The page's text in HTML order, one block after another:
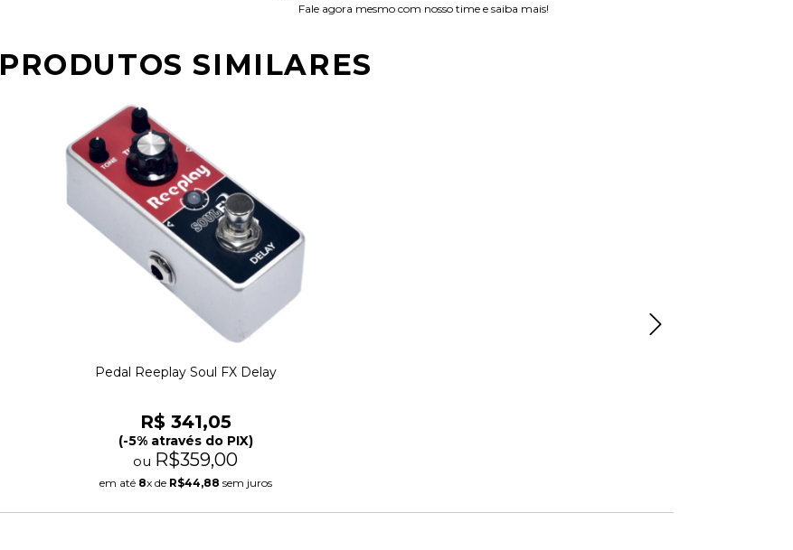
Fale agora mesmo com nosso time e saiba mais!
PRODUTOS SIMILARES
Pedal Reeplay Soul FX Delay
R$ 341,05
(-5% através do PIX)
ou R$359,00
em até 8x de R$44,88 sem juros